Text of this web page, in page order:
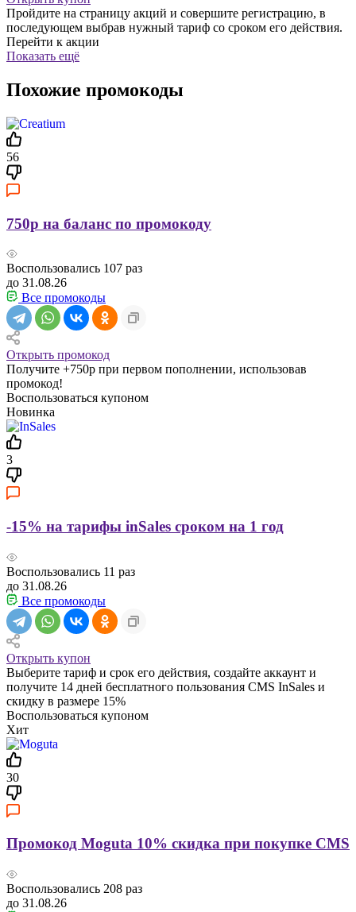
Пройдите на страницу акций и совершите регистрацию, в
последующем выбрав нужный тариф со сроком его действия.
Перейти к акции
Показать ещё
Похожие промокоды
56
750р на баланс по промокоду
Воспользовались 107 раз
до 31.08.26
Все промокоды
Открыть промокод
Получите +750р при первом пополнении, использовав
промокод!
Воспользоваться купоном
Новинка
3
-15% на тарифы inSales сроком на 1 год
Воспользовались 11 раз
до 31.08.26
Все промокоды
Открыть купон
Выберите тариф и срок его действия, создайте аккаунт и
получите 14 дней бесплатного пользования CMS InSales и
скидку в размере 15%
Воспользоваться купоном
Хит
30
Промокод Moguta 10% скидка при покупке CMS
Воспользовались 208 раз
до 31.08.26